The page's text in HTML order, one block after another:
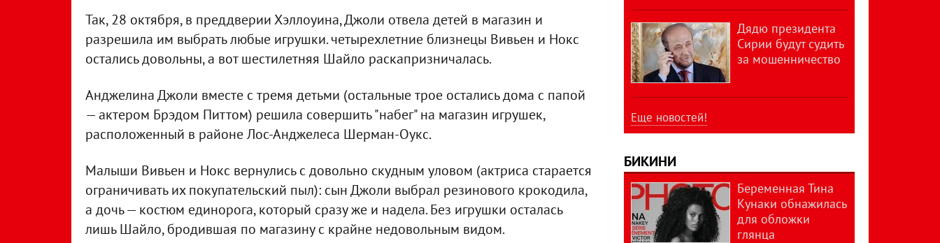
Так, 28 октября, в преддверии Хэллоуина, Джоли отвела детей в магазин и
разрешила им выбрать любые игрушки. четырехлетние близнецы Вивьен и Нокс
остались довольны, а вот шестилетняя Шайло раскапризничалась.
Анджелина Джоли вместе с тремя детьми (остальные трое остались дома с папой
— актером Брэдом Питтом) решила совершить "набег" на магазин игрушек,
расположенный в районе Лос-Анджелеса Шерман-Оукс.
Малыши Вивьен и Нокс вернулись с довольно скудным уловом (актриса старается
ограничивать их покупательский пыл): сын Джоли выбрал резинового крокодила,
а дочь — костюм единорога, который сразу же и надела. Без игрушки осталась
лишь Шайло, бродившая по магазину с крайне недовольным видом.
Дядю президента
Сирии будут судить
за мошенничество
Еще новостей!
БИКИНИ
Беременная Тина
Кунаки обнажилась
для обложки
глянца